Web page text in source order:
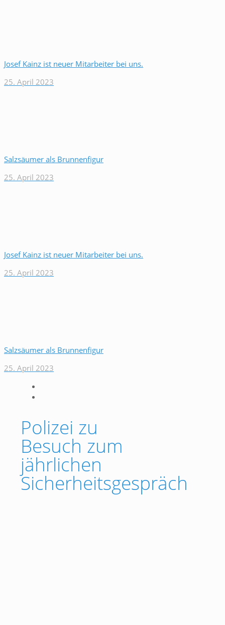
Josef Kainz ist neuer Mitarbeiter bei uns.
25. April 2023
Salzsäumer als Brunnenfigur
25. April 2023
Josef Kainz ist neuer Mitarbeiter bei uns.
25. April 2023
Salzsäumer als Brunnenfigur
25. April 2023
Polizei zu
Besuch zum
jährlichen
Sicherheitsgespräch